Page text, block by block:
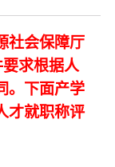
社会保障厅
求根据人
。下面产学
才就职称评